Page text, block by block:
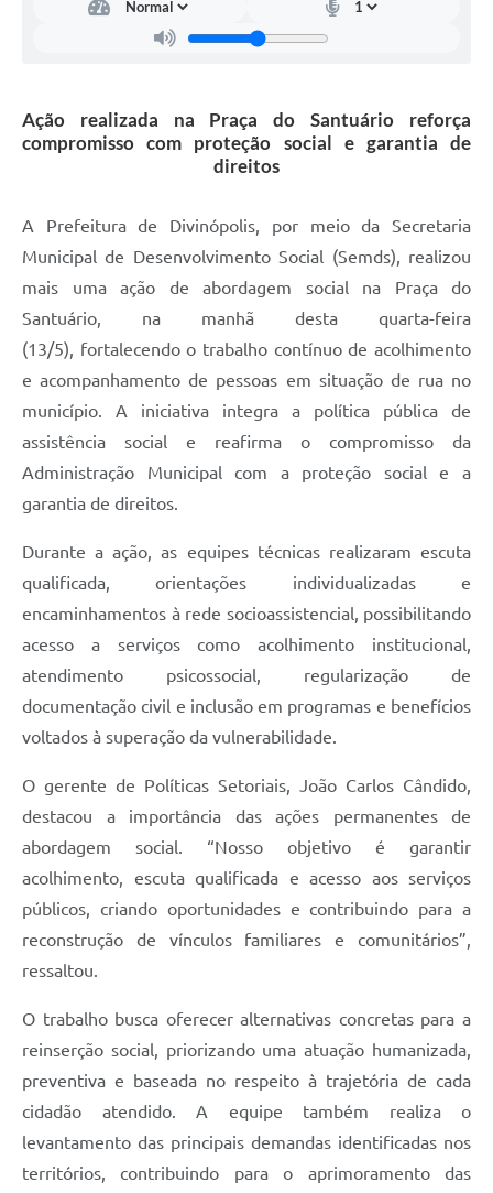
Ação realizada na Praça do Santuário reforça
compromisso com proteção social e garantia de
direitos
A Prefeitura de Divinópolis, por meio da Secretaria
Municipal de Desenvolvimento Social (Semds), realizou
mais uma ação de abordagem social na Praça do
Santuário, na manhã desta quarta-feira
(13/5), fortalecendo o trabalho contínuo de acolhimento
e acompanhamento de pessoas em situação de rua no
município. A iniciativa integra a política pública de
assistência social e reafirma o compromisso da
Administração Municipal com a proteção social e a
garantia de direitos.
Durante a ação, as equipes técnicas realizaram escuta
qualificada, orientações individualizadas e
encaminhamentos à rede socioassistencial, possibilitando
acesso a serviços como acolhimento institucional,
atendimento psicossocial, regularização de
documentação civil e inclusão em programas e benefícios
voltados à superação da vulnerabilidade.
O gerente de Políticas Setoriais, João Carlos Cândido,
destacou a importância das ações permanentes de
abordagem social. “Nosso objetivo é garantir
acolhimento, escuta qualificada e acesso aos serviços
públicos, criando oportunidades e contribuindo para a
reconstrução de vínculos familiares e comunitários”,
ressaltou.
O trabalho busca oferecer alternativas concretas para a
reinserção social, priorizando uma atuação humanizada,
preventiva e baseada no respeito à trajetória de cada
cidadão atendido. A equipe também realiza o
levantamento das principais demandas identificadas nos
territórios, contribuindo para o aprimoramento das